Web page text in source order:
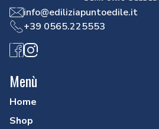
info@ediliziapuntoedile.it
+39 0565.225553
Facebook
Instagram
Menù
Home
Shop